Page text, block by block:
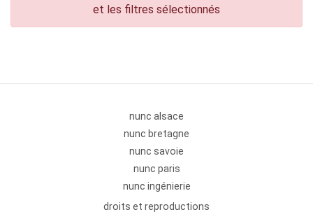
et les filtres sélectionnés
nunc alsace
nunc bretagne
nunc savoie
nunc paris
nunc ingénierie
droits et reproductions